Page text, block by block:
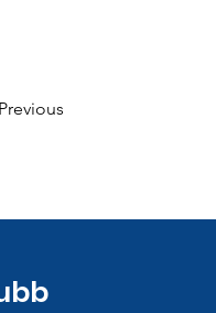
Previous